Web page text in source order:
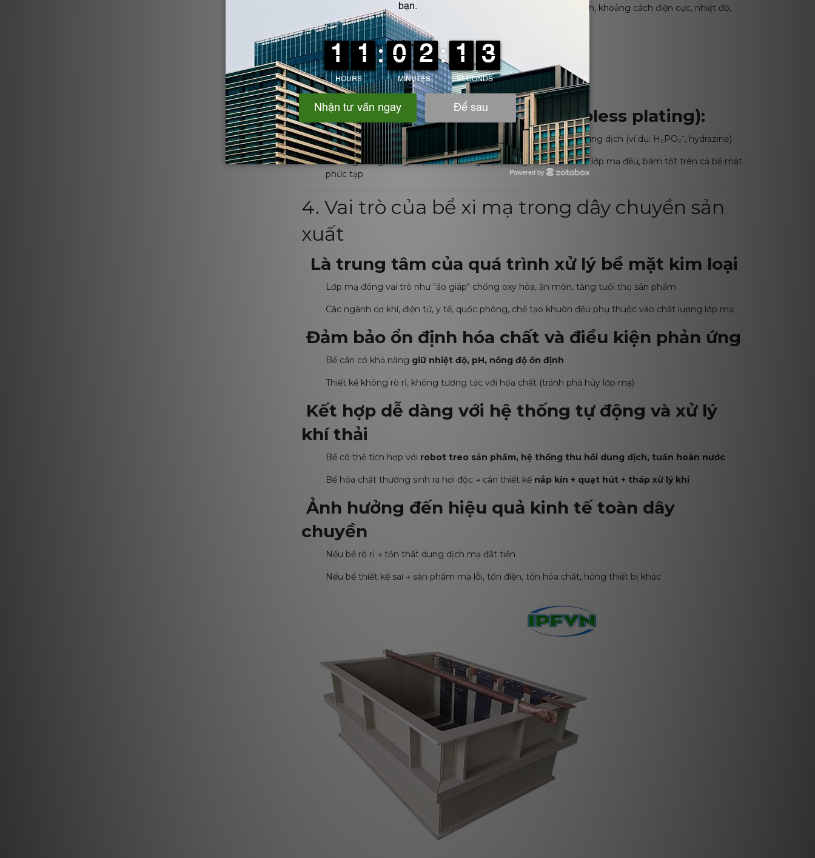
Các yếu tố ảnh hưởng: cường độ dòng điện, nồng độ dung dịch, khoảng cách điện cực, nhiệt độ,
thời gian
Ví dụ:
Mạ niken: Ni²⁺ + 2e⁻ → Ni (bám lên catot)
Mạ kẽm: Zn²⁺ + 2e⁻ → Zn (bám lên catot)
Bể mạ hóa học (chemical/electroless plating):
Không cần điện, phản ứng xảy ra nhờ tác nhân khử có trong dung dịch (ví dụ: H₂PO₂⁻, hydrazine)
Thường dùng trong mạ niken không điện, đồng hóa học – cho lớp mạ đều, bám tốt trên cả bề mặt
phức tạp
4. Vai trò của bể xi mạ trong dây chuyền sản
xuất
Là trung tâm của quá trình xử lý bề mặt kim loại
Lớp mạ đóng vai trò như "áo giáp" chống oxy hóa, ăn mòn, tăng tuổi thọ sản phẩm
Các ngành cơ khí, điện tử, y tế, quốc phòng, chế tạo khuôn đều phụ thuộc vào chất lượng lớp mạ
Đảm bảo ổn định hóa chất và điều kiện phản ứng
Bể cần có khả năng giữ nhiệt độ, pH, nồng độ ổn định
Thiết kế không rò rỉ, không tương tác với hóa chất (tránh phá hủy lớp mạ)
Kết hợp dễ dàng với hệ thống tự động và xử lý
khí thải
Bể có thể tích hợp với robot treo sản phẩm, hệ thống thu hồi dung dịch, tuần hoàn nước
Bể hóa chất thường sinh ra hơi độc → cần thiết kế nắp kín + quạt hút + tháp xử lý khí
Ảnh hưởng đến hiệu quả kinh tế toàn dây
chuyền
Nếu bể rò rỉ → tổn thất dung dịch mạ đắt tiền
Nếu bể thiết kế sai → sản phẩm mạ lỗi, tốn điện, tốn hóa chất, hỏng thiết bị khác
Powered by